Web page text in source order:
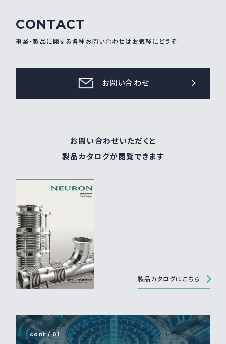
CONTACT
事業・製品に関する各種お問い合わせはお気軽にどうぞ
お問い合わせ
お問い合わせいただくと
製品カタログが閲覧できます
製品カタログはこちら
cont / 01